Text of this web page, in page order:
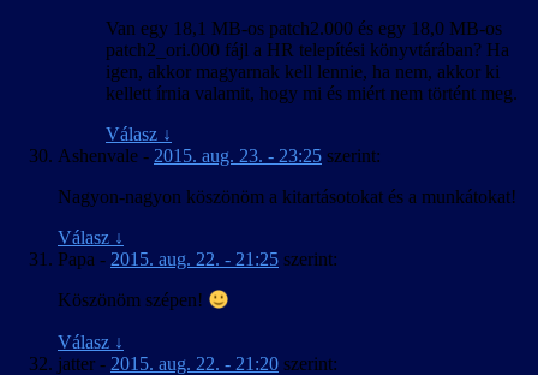
Van egy 18,1 MB-os patch2.000 és egy 18,0 MB-os
patch2_ori.000 fájl a HR telepítési könyvtárában? Ha
igen, akkor magyarnak kell lennie, ha nem, akkor ki
kellett írnia valamit, hogy mi és miért nem történt meg.
Válasz ↓
Ashenvale - 2015. aug. 23. - 23:25 szerint:
Nagyon-nagyon köszönöm a kitartásotokat és a munkátokat!
Válasz ↓
Papa - 2015. aug. 22. - 21:25 szerint:
Köszönöm szépen!
Válasz ↓
jatter - 2015. aug. 22. - 21:20 szerint: